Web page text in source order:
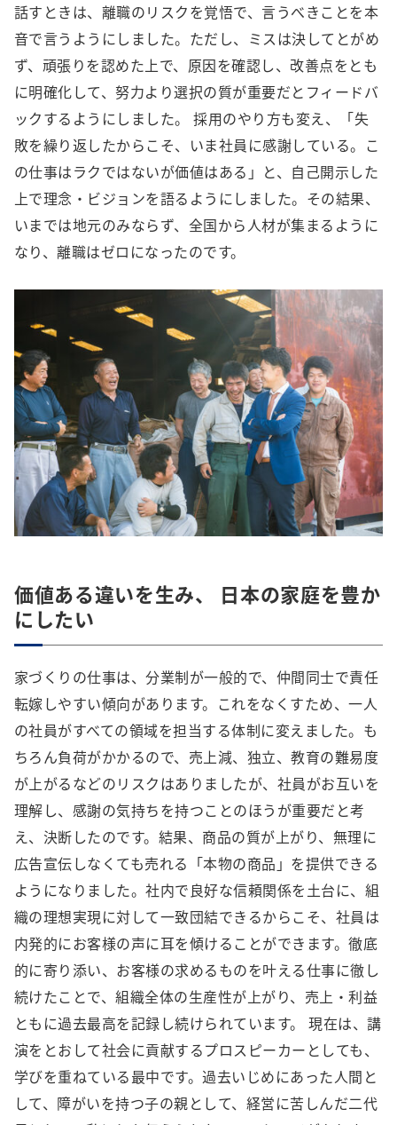
話すときは、離職のリスクを覚悟で、言うべきことを本
音で言うようにしました。ただし、ミスは決してとがめ
ず、頑張りを認めた上で、原因を確認し、改善点をとも
に明確化して、努力より選択の質が重要だとフィードバ
ックするようにしました。 採用のやり方も変え、「失
敗を繰り返したからこそ、いま社員に感謝している。こ
の仕事はラクではないが価値はある」と、自己開示した
上で理念・ビジョンを語るようにしました。その結果、
いまでは地元のみならず、全国から人材が集まるように
なり、離職はゼロになったのです。
価値ある違いを生み、 日本の家庭を豊か
にしたい
家づくりの仕事は、分業制が一般的で、仲間同士で責任
転嫁しやすい傾向があります。これをなくすため、一人
の社員がすべての領域を担当する体制に変えました。も
ちろん負荷がかかるので、売上減、独立、教育の難易度
が上がるなどのリスクはありましたが、社員がお互いを
理解し、感謝の気持ちを持つことのほうが重要だと考
え、決断したのです。結果、商品の質が上がり、無理に
広告宣伝しなくても売れる「本物の商品」を提供できる
ようになりました。社内で良好な信頼関係を土台に、組
織の理想実現に対して一致団結できるからこそ、社員は
内発的にお客様の声に耳を傾けることができます。徹底
的に寄り添い、お客様の求めるものを叶える仕事に徹し
続けたことで、組織全体の生産性が上がり、売上・利益
ともに過去最高を記録し続けられています。 現在は、講
演をとおして社会に貢献するプロスピーカーとしても、
学びを重ねている最中です。過去いじめにあった人間と
して、障がいを持つ子の親として、経営に苦しんだ二代